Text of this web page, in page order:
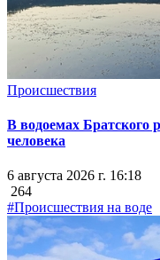
Происшествия
В водоемах Братского
человека
6 августа 2026 г. 16:18
264
#Происшествия на воде